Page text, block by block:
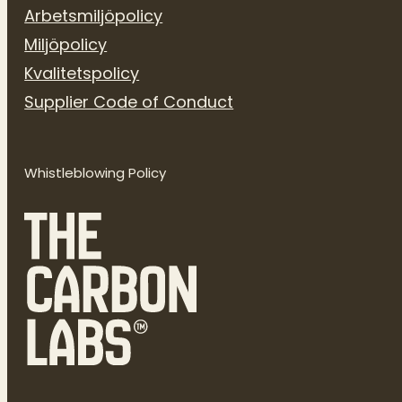
Arbetsmiljöpolicy
Miljöpolicy
Kvalitetspolicy
Supplier Code of Conduct
Whistleblowing Policy